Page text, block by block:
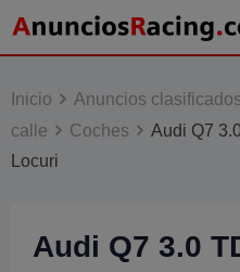
Skip
Inicio
Anuncios clasificados
calle
Coches
Audi Q7
Locuri
Audi Q7 3.0